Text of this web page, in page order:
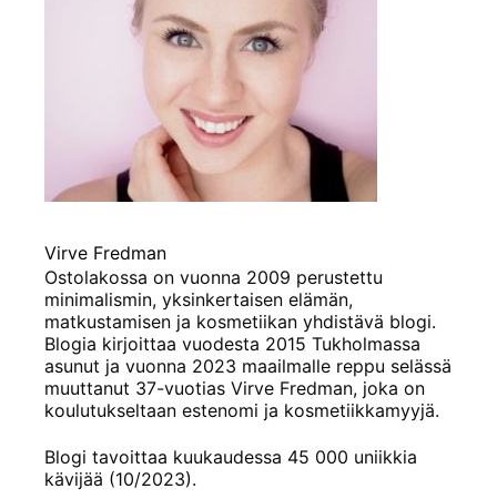
Virve Fredman
Ostolakossa on vuonna 2009 perustettu
minimalismin, yksinkertaisen elämän,
matkustamisen ja kosmetiikan yhdistävä blogi.
Blogia kirjoittaa vuodesta 2015 Tukholmassa
asunut ja vuonna 2023 maailmalle reppu selässä
muuttanut 37-vuotias Virve Fredman, joka on
koulutukseltaan estenomi ja kosmetiikkamyyjä.
Blogi tavoittaa kuukaudessa 45 000 uniikkia
kävijää (10/2023).